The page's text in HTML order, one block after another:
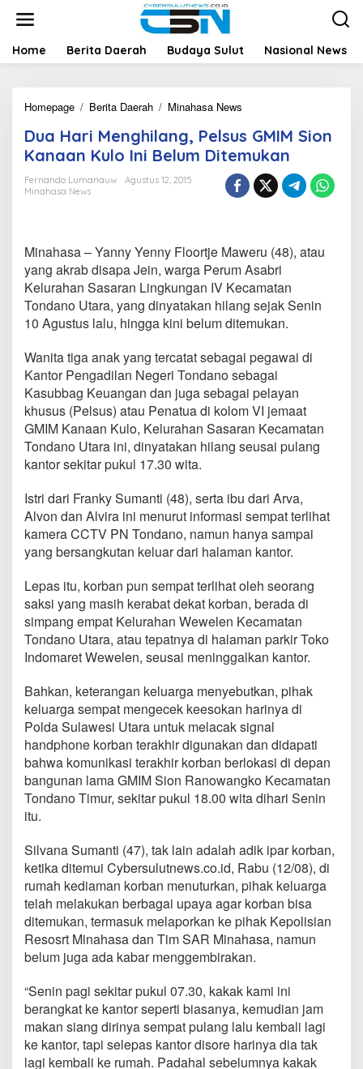
t
Home Berita Daerah Budaya Sulut Nasional News
Homepage / Berita Daerah / Minahasa News
a
H
a
r
i
g
h
i
l
a
n
,
P
e
l
s
u
s
G
M
S
i
o
n
a
n
a
a
n
K
l
o
n
B
e
l
u
i
t
e
m
u
k
a
n
Dua Hari Menghilang, Pelsus GMIM Sion
Kanaan Kulo Ini Belum Ditemukan
Fernando Lumanauw
Agustus 12, 2015
Minahasa News
Minahasa – Yanny Yenny Floortje Maweru (48), atau
yang akrab disapa Jein, warga Perum Asabri
Kelurahan Sasaran Lingkungan IV Kecamatan
Tondano Utara, yang dinyatakan hilang sejak Senin
10 Agustus lalu, hingga kini belum ditemukan.
Wanita tiga anak yang tercatat sebagai pegawai di
Kantor Pengadilan Negeri Tondano sebagai
Kasubbag Keuangan dan juga sebagai pelayan
khusus (Pelsus) atau Penatua di kolom VI jemaat
GMIM Kanaan Kulo, Kelurahan Sasaran Kecamatan
Tondano Utara ini, dinyatakan hilang seusai pulang
kantor sekitar pukul 17.30 wita.
Istri dari Franky Sumanti (48), serta ibu dari Arva,
Alvon dan Alvira ini menurut informasi sempat terlihat
kamera CCTV PN Tondano, namun hanya sampai
yang bersangkutan keluar dari halaman kantor.
Lepas itu, korban pun sempat terlihat oleh seorang
saksi yang masih kerabat dekat korban, berada di
simpang empat Kelurahan Wewelen Kecamatan
Tondano Utara, atau tepatnya di halaman parkir Toko
Indomaret Wewelen, seusai meninggalkan kantor.
Bahkan, keterangan keluarga menyebutkan, pihak
keluarga sempat mengecek keesokan harinya di
Polda Sulawesi Utara untuk melacak signal
handphone korban terakhir digunakan dan didapati
bahwa komunikasi terakhir korban berlokasi di depan
bangunan lama GMIM Sion Ranowangko Kecamatan
Tondano Timur, sekitar pukul 18.00 wita dihari Senin
itu.
Silvana Sumanti (47), tak lain adalah adik ipar korban,
ketika ditemui Cybersulutnews.co.id, Rabu (12/08), di
rumah kediaman korban menuturkan, pihak keluarga
telah melakukan berbagai upaya agar korban bisa
ditemukan, termasuk melaporkan ke pihak Kepolisian
Resosrt Minahasa dan Tim SAR Minahasa, namun
belum juga ada kabar menggembirakan.
“Senin pagi sekitar pukul 07.30, kakak kami ini
berangkat ke kantor seperti biasanya, kemudian jam
makan siang dirinya sempat pulang lalu kembali lagi
ke kantor, tapi selepas kantor disore harinya dia tak
lagi kembali ke rumah. Padahal sebelumnya kakak